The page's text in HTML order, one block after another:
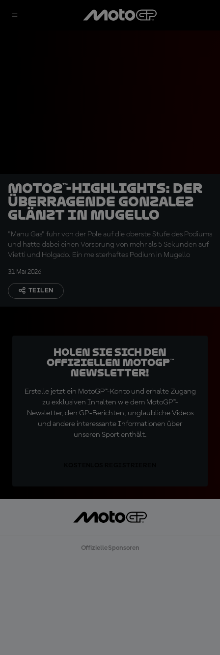
Moto2™-Highlights: Der
überragende Gonzalez
glänzt in Mugello
"Manu Gas" fuhr von der Pole auf die oberste Stufe des Podiums
und hatte dabei einen Vorsprung von mehr als 5 Sekunden auf
Vietti und Holgado. Ein meisterhaftes Podium in Mugello
31 Mai 2026
TEILEN
Holen Sie sich den
offiziellen MotoGP™
Newsletter!
Erstelle jetzt ein MotoGP™-Konto und erhalte Zugang
zu exklusiven Inhalten wie dem MotoGP™-
Newsletter, den GP-Berichten, unglaubliche Videos
und andere interessante Informationen über
unseren Sport enthält.
Offizielle Sponsoren